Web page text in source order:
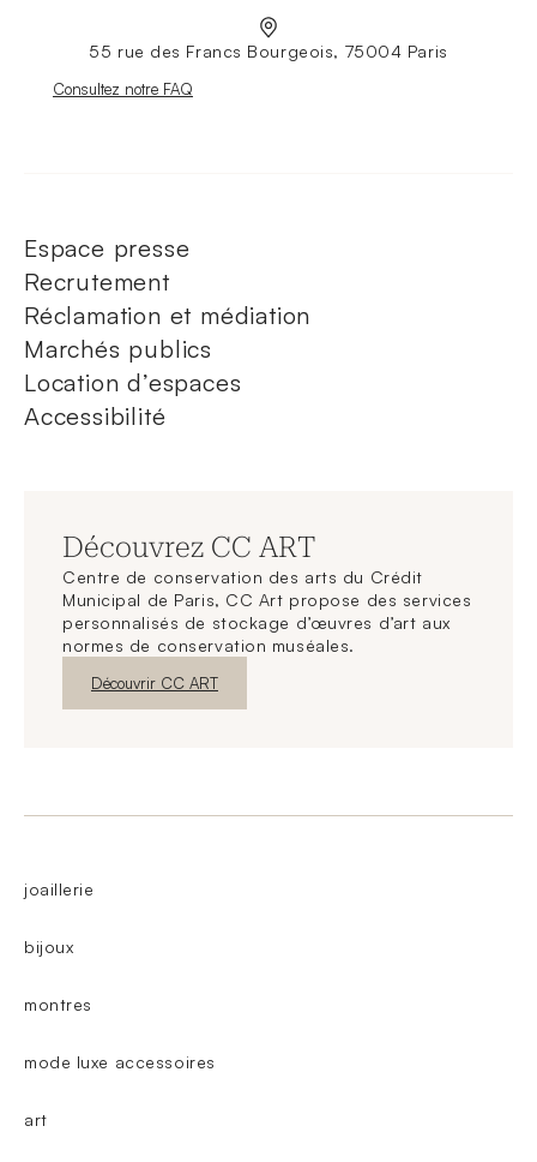
55 rue des Francs Bourgeois, 75004 Paris
Nouvelle fenêtre
Consultez notre FAQ
Espace presse
Recrutement
Réclamation et médiation
Marchés publics
Location d’espaces
Accessibilité
Découvrez CC ART
Centre de conservation des arts du Crédit
Municipal de Paris, CC Art propose des services
personnalisés de stockage d’œuvres d’art aux
normes de conservation muséales.
Nouvelle fenêtre
Découvrir CC ART
joaillerie
bijoux
montres
mode luxe accessoires
art